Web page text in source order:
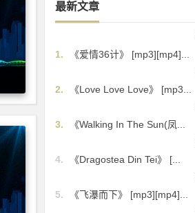
最新文章
1.
《爱情36计》 [mp3][mp4]...
2.
《Love Love Love》 [mp3...
3.
《Walking In The Sun(凤...
4.
《Dragostea Din Tei》 [...
5.
《飞瀑而下》 [mp3][mp4]...